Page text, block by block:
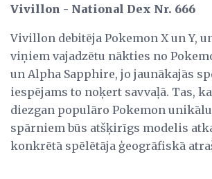
Vivillon - National Dex Nr. 666
Vivillon debitēja Pokemon X un Y,
viņiem vajadzētu nākties no
un Alpha Sapphire, jo jaunākajās
iespējams to noķert savvaļā. Tas,
diezgan populāro Pokemon
spārniem būs atšķirīgs modelis
konkrētā spēlētāja ģeogrāfiskā